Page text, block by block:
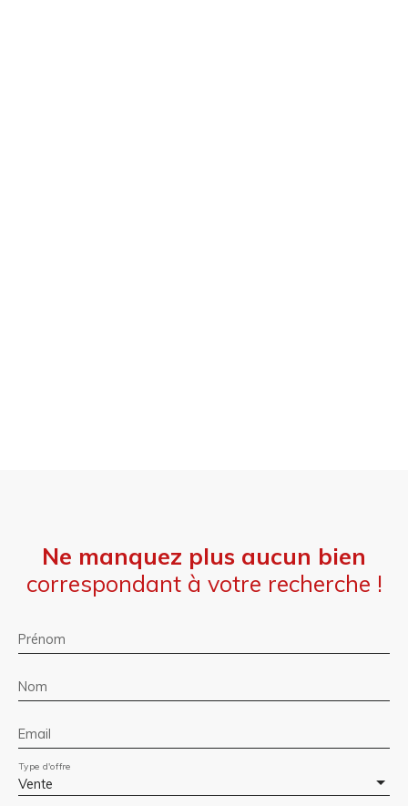
Ne manquez plus aucun bien
correspondant à votre recherche !
Prénom
Nom
Email
Vente
Type d'offre